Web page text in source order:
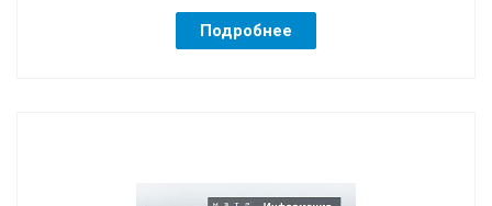
Подробнее